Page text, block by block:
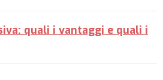
quali i vantaggi e quali i